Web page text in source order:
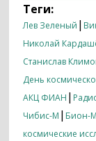
Теги:
Лев Зеленый |
Николай
Станислав
День
АКЦ ФИАН |
Чибис-М | Бион-М
космические